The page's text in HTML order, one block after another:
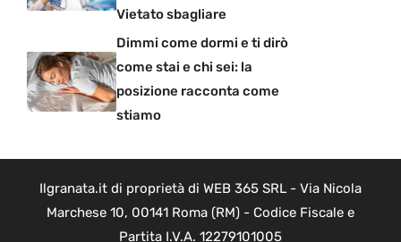
Vietato sbagliare
Dimmi come dormi e ti dirò
come stai e chi sei: la
posizione racconta come
stiamo
Ilgranata.it di proprietà di WEB 365 SRL - Via Nicola
Marchese 10, 00141 Roma (RM) - Codice Fiscale e
Partita I.V.A. 12279101005